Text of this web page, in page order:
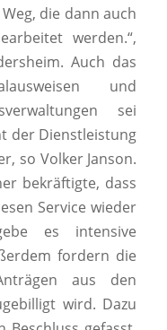
die dann auch
werden.“,
Auch das
und
sei
der Dienstleistung
so Volker Janson.
bekräftigte, dass
Service wieder
es intensive
fordern die
aus den
wird. Dazu